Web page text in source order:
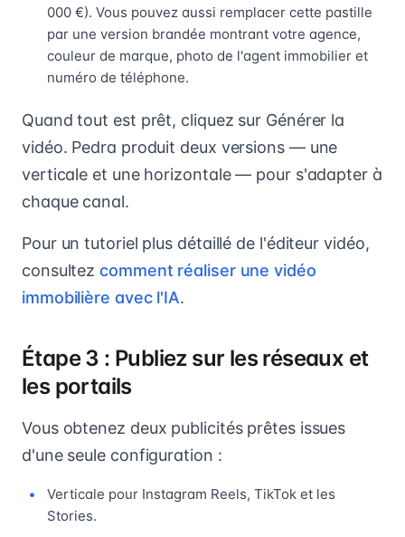
000 €). Vous pouvez aussi remplacer cette pastille
par une version brandée montrant votre agence,
couleur de marque, photo de l'agent immobilier et
numéro de téléphone.
Quand tout est prêt, cliquez sur Générer la
vidéo. Pedra produit deux versions — une
verticale et une horizontale — pour s'adapter à
chaque canal.
Pour un tutoriel plus détaillé de l'éditeur vidéo,
consultez comment réaliser une vidéo
immobilière avec l'IA.
Étape 3 : Publiez sur les réseaux et
les portails
Vous obtenez deux publicités prêtes issues
d'une seule configuration :
Verticale pour Instagram Reels, TikTok et les
Stories.